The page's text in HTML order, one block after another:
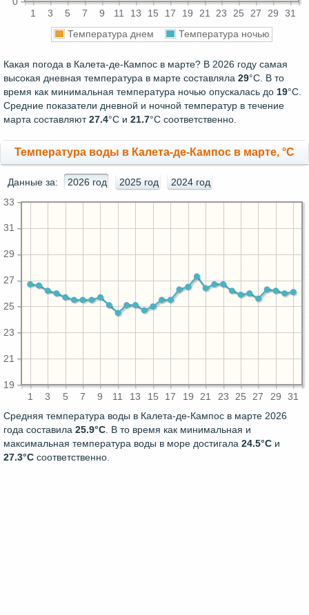
1 3 5 7 9 11 13 15 17 19 21 23 25 27 29 31
Температура днем Температура ночью
Какая погода в Калета-де-Кампос в марте? В 2026 году самая
высокая дневная температура в марте составляла 29°С. В то
время как минимальная температура ночью опускалась до 19°C.
Средние показатели дневной и ночной температур в течение
марта составляют27.4°С и 21.7°С соответственно.
Температура воды в Калета-де-Кампос в марте, °C
Данные за: 2026 год 2025 год 2024 год
1 3 5 7 9 11 13 15 17 19 21 23 25 27 29 31
19
21
23
25
27
29
31
33
Средняя температура воды в Калета-де-Кампос в марте 2026
года составила 25.9°C . В то время как минимальная и
максимальная температура воды в море достигала 24.5°C и
27.3°C соответственно.